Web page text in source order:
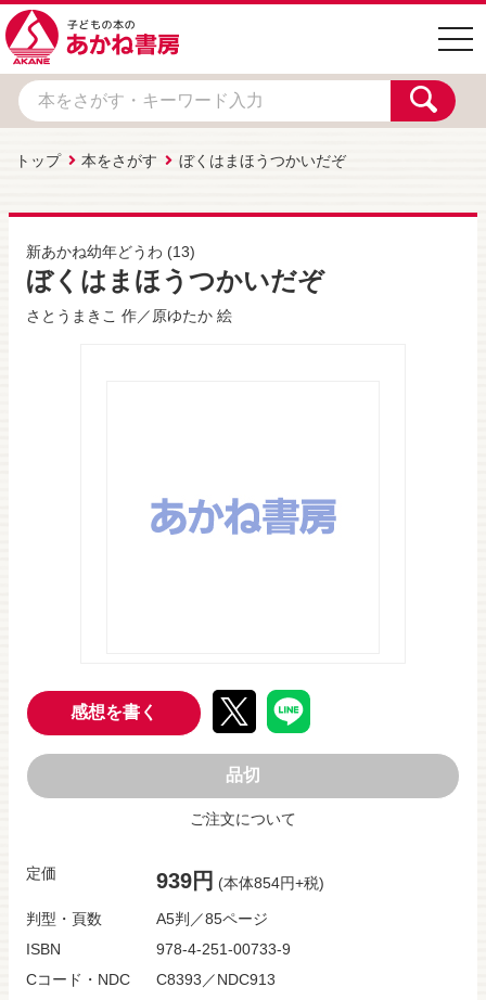
トップ 本をさがす ぼくはまほうつかいだぞ
新あかね幼年どうわ (13)
ぼくはまほうつかいだぞ
さとうまきこ 作／ 原ゆたか 絵
感想を書く
品切
ご注文について
定価 939円 (本体854円+税)
判型・頁数
A5判／85ページ
ISBN
978-4-251-00733-9
Cコード・NDC
C8393／NDC913